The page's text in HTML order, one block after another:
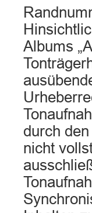
Albums
durch
nicht